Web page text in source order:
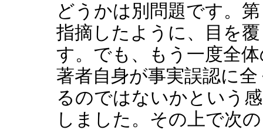
どうかは別問題です。
指摘したように、目を
す。でも、もう一度全
著者自身が事実誤認に
るのではないかという
しました。その上で次